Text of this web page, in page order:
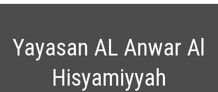
Yayasan AL Anwar Al
Hisyamiyyah